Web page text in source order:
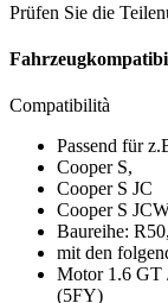
Prüfen Sie die
Compatibilità
Passend für
Cooper S,
Cooper S JC
Cooper S
Baureihe:
mit den
Motor 1.6 GT
(5FY)